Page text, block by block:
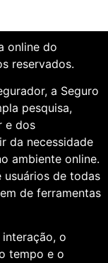
online do
reservados.
a Seguro
pesquisa,
e dos
da necessidade
ambiente online.
usuários de todas
de ferramentas
o
tempo e o